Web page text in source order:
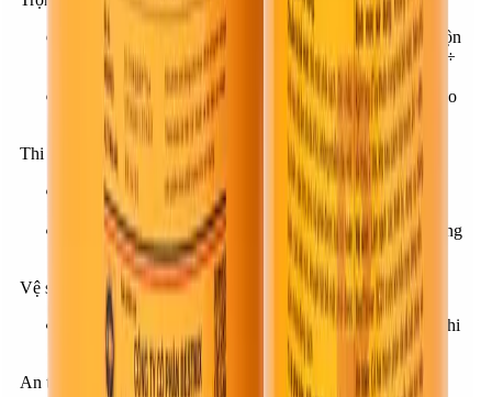
Trước khi thi công, hai thành phần A và B phải được trộn
kỹ theo đúng tỷ lệ bằng cánh khuấy tốc độ chậm (300
÷
500 vòng/phút).
Thời gian trộn tối thiểu là 5 phút hoặc có thể lâu hơn cho
đến khi hỗn hợp đạt được độ đồng nhất theo yêu cầu.
Thi công:
Có thể thi công bằng cọ quét, ru-lô lông ngắn hoặc vòi
phun áp lực cao.
Lưu ý: Không sử dụng phần sơn đã hết thời gian thi công
và bắt đầu đóng rắn.
Vệ sinh:
Dùng BestThinner SC-01 làm sạch dụng cụ ngay sau khi
thi công và trước khi hỗn hợp bắt đầu đóng rắn.
An toàn: